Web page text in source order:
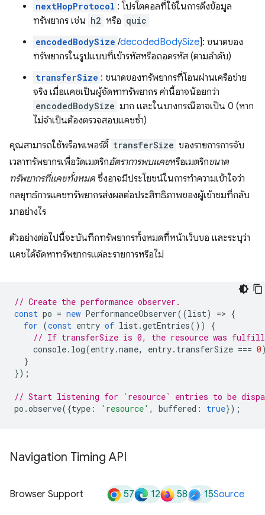
nextHopProtocol : โปรโตคอลที่ใช้ในการดึงข้อมูล
ทรัพยากร เช่น h2 หรือ quic
encodedBodySize /decodedBodySize]: ขนาดของ
ทรัพยากรในรูปแบบที่เข้ารหัสหรือถอดรหัส (ตามลำดับ)
transferSize : ขนาดของทรัพยากรที่โอนผ่านเครือข่าย
จริง เมื่อแคชเป็นผู้จัดหาทรัพยากร ค่านี้อาจน้อยกว่า
encodedBodySize มาก และในบางกรณีอาจเป็น 0 (หาก
ไม่จำเป็นต้องตรวจสอบแคชซ้ำ)
คุณสามารถใช้พร็อพเพอร์ตี้ transferSize ของรายการการจับ
เวลาทรัพยากรเพื่อวัดเมตริกอัตราการพบแคชหรือเมตริกขนาด
ทรัพยากรที่แคชทั้งหมด ซึ่งอาจมีประโยชน์ในการทำความเข้าใจว่า
กลยุทธ์การแคชทรัพยากรส่งผลต่อประสิทธิภาพของผู้เข้าชมที่กลับ
มาอย่างไร
ตัวอย่างต่อไปนี้จะบันทึกทรัพยากรทั้งหมดที่หน้าเว็บขอ และระบุว่า
แคชได้จัดหาทรัพยากรแต่ละรายการหรือไม่
// Create the performance observer.
const po = new PerformanceObserver((list) => {
for (const entry of list.getEntries())
{
// If transferSize is 0, the resource was
console. log(entry.name, entry. transferSize === 0
}
});
// Start listening for `resource` entries to be
po .observe({type : 'resource' , buffered : true});
Navigation Timing API
Browser Support 57 12 58 15Source